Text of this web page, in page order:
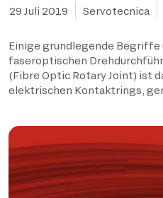
29 Juli 2019
Servotecnica
Einige grundlegende Begriffe
faseroptischen
(Fibre Optic Rotary Joint) ist
elektrischen Kontaktrings,